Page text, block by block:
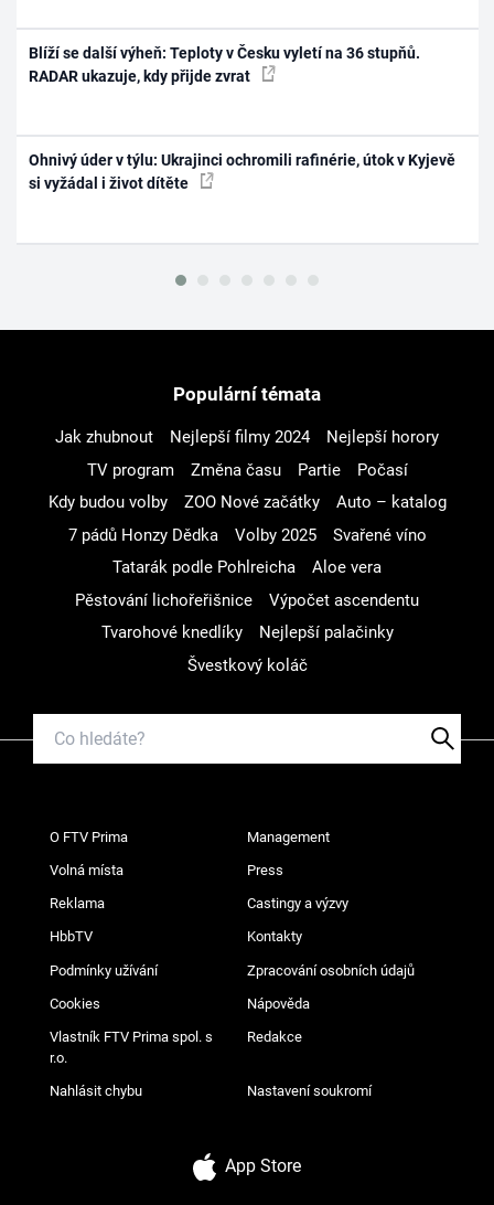
Blíží se další výheň: Teploty v Česku vyletí na 36 stupňů.
RADAR ukazuje, kdy přijde zvrat
Ohnivý úder v týlu: Ukrajinci ochromili rafinérie, útok v Kyjevě
si vyžádal i život dítěte
Populární témata
Jak zhubnout Nejlepší filmy 2024
Nejlepší horory
TV program
Změna času Partie
Počasí
Kdy budou volby
ZOO Nové začátky
Auto – katalog
7 pádů Honzy Dědka
Volby 2025
Svařené víno
Tatarák podle Pohlreicha
Aloe vera
Pěstování lichořeřišnice
Výpočet ascendentu
Tvarohové knedlíky
Nejlepší palačinky
Švestkový koláč
O FTV Prima Management
Volná místa Press
Reklama Castingy a výzvy
HbbTV Kontakty
Podmínky užívání Zpracování osobních údajů
Cookies Nápověda
Vlastník FTV Prima spol. s
r.o.
Redakce
Nahlásit chybu Nastavení soukromí
App Store